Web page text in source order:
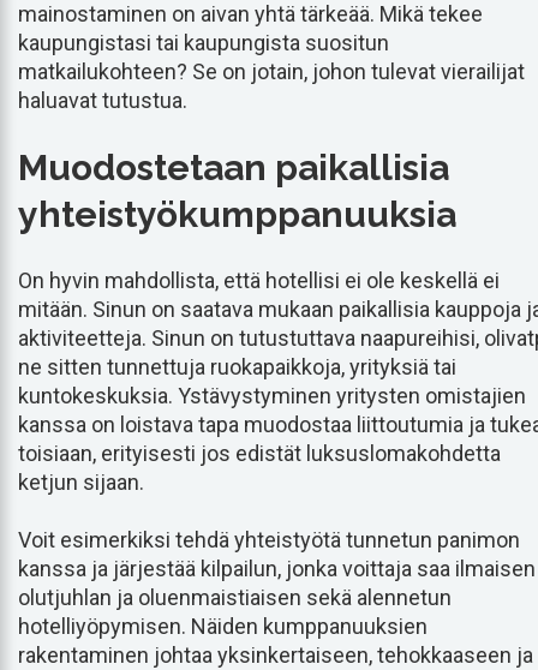
mainostaminen on aivan yhtä tärkeää. Mikä tekee
kaupungistasi tai kaupungista suositun
matkailukohteen? Se on jotain, johon tulevat vierailijat
haluavat tutustua.
Muodostetaan paikallisia
yhteistyökumppanuuksia
On hyvin mahdollista, että hotellisi ei ole keskellä ei
mitään. Sinun on saatava mukaan paikallisia kauppoja
aktiviteetteja. Sinun on tutustuttava naapureihisi,
ne sitten tunnettuja ruokapaikkoja, yrityksiä tai
kuntokeskuksia. Ystävystyminen yritysten omistajien
kanssa on loistava tapa muodostaa liittoutumia ja
toisiaan, erityisesti jos edistät luksuslomakohdetta
ketjun sijaan.
Voit esimerkiksi tehdä yhteistyötä tunnetun panimon
kanssa ja järjestää kilpailun, jonka voittaja saa ilmaisen
olutjuhlan ja oluenmaistiaisen sekä alennetun
hotelliyöpymisen. Näiden kumppanuuksien
rakentaminen johtaa yksinkertaiseen, tehokkaaseen ja